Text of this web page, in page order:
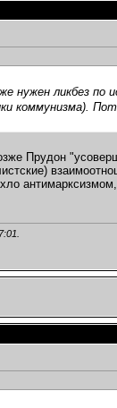
нужен ликбез по
коммунизма).
Прудон